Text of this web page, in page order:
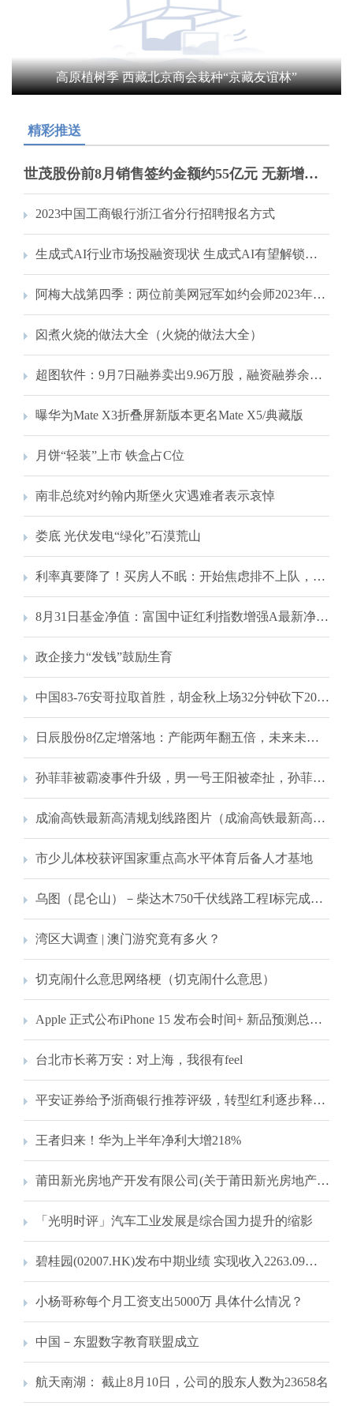
高原植树季 西藏北京商会栽种“京藏友谊林”
精彩推送
世茂股份前8月销售签约金额约55亿元 无新增房地产储备项目
2023中国工商银行浙江省分行招聘报名方式
生成式AI行业市场投融资现状 生成式AI有望解锁万亿级赛道
阿梅大战第四季：两位前美网冠军如约会师2023年美网半决赛
囟煮火烧的做法大全（火烧的做法大全）
超图软件：9月7日融券卖出9.96万股，融资融券余额4.2亿元
曝华为Mate X3折叠屏新版本更名Mate X5/典藏版
月饼“轻装”上市 铁盒占C位
南非总统对约翰内斯堡火灾遇难者表示哀悼
娄底 光伏发电“绿化”石漠荒山
利率真要降了！买房人不眠：开始焦虑排不上队，“恨不得明天就是9月25号”
8月31日基金净值：富国中证红利指数增强A最新净值0.991，跌0.7%
政企接力“发钱”鼓励生育
中国83-76安哥拉取首胜，胡金秋上场32分钟砍下20分，网友:“赢球少谁谁尴尬”
日辰股份8亿定增落地：产能两年翻五倍，未来未必可期｜钛媒体深度
孙菲菲被霸凌事件升级，男一号王阳被牵扯，孙菲菲希望大家放过他
成渝高铁最新高清规划线路图片（成渝高铁最新高清规划线路图）
市少儿体校获评国家重点高水平体育后备人才基地
乌图（昆仑山）－柴达木750千伏线路工程I标完成跨越青藏铁路架线施工
湾区大调查 | 澳门游究竟有多火？
切克闹什么意思网络梗（切克闹什么意思）
Apple 正式公布iPhone 15 发布会时间+ 新品预测总整理！
台北市长蒋万安：对上海，我很有feel
平安证券给予浙商银行推荐评级，转型红利逐步释放，资产质量边际改善
王者归来！华为上半年净利大增218%
莆田新光房地产开发有限公司(关于莆田新光房地产开发有限公司简述)
「光明时评」汽车工业发展是综合国力提升的缩影
碧桂园(02007.HK)发布中期业绩 实现收入2263.09亿元 同比增加39.38% 交付量高居行业榜首
小杨哥称每个月工资支出5000万 具体什么情况？
中国－东盟数字教育联盟成立
航天南湖： 截止8月10日，公司的股东人数为23658名